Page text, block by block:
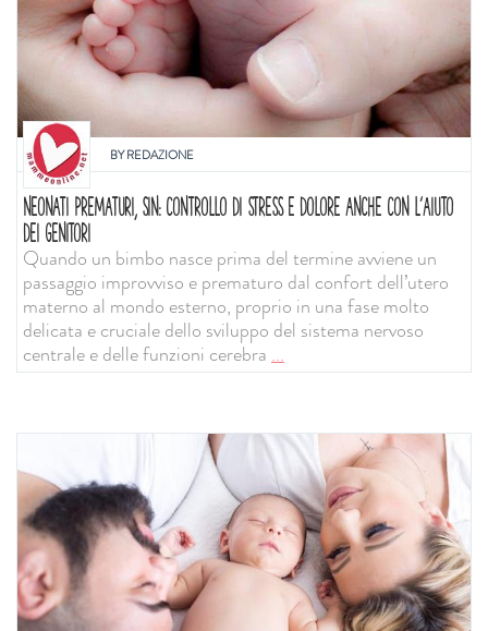
BYREDAZIONE
NEONATI PREMATURI, SIN: CONTROLLO DI STRESS E DOLORE ANCHE CON L'AIUTO
DEI GENITORI
Quando un bimbo nasce prima del termine avviene un
passaggio improvviso e prematuro dal confort dell’utero
materno al mondo esterno, proprio in una fase molto
delicata e cruciale dello sviluppo del sistema nervoso
centrale e delle funzioni cerebra...